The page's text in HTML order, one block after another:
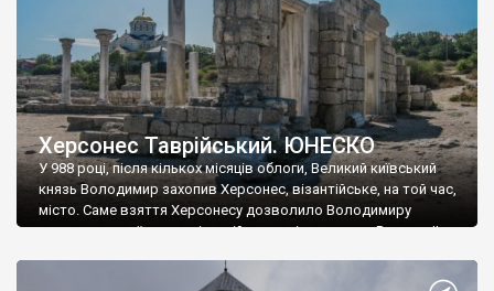
Херсонес Таврійський. ЮНЕСКО
У 988 році, після кількох місяців облоги, Великий київський
князь Володимир захопив Херсонес, візантійське, на той час,
місто. Саме взяття Херсонесу дозволило Володимиру
диктувати свої умови візантійському імператору Василю ІІ, та
Херсонесі Володимир-язичник, став Василем-християнином.